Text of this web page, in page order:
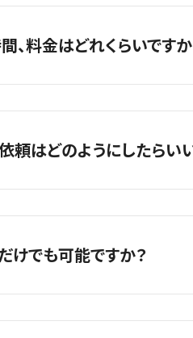
しでもご利用いただけます。
約のお客様を優先してご案内して
付をご希望の場合は、WEB予約
、料金はどれくらいですか
場合】
場合はほとんどの修理で３０分
店舗までお電話でお問い合わせ
合】
いた端末が店舗に届き次第修
頼はどのようにしたらい
場合】
話（※）でお問合せください。ま
歓迎です。お電話が出来ない状
しては「郵送修理フォーム」から
けでも可能ですか？
りのみでも承っております。